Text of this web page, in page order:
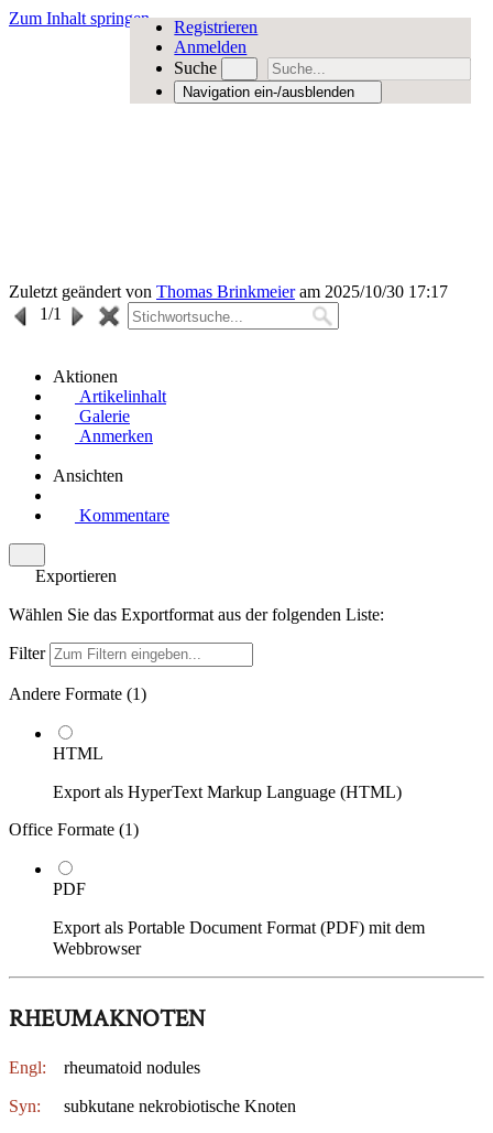
Zum Inhalt springen
Registrieren
Anmelden
Suche
Navigation ein-/ausblenden
Zuletzt geändert von Thomas Brinkmeieram 2025/10/30 17:17
1/1
Aktionen
Artikelinhalt
Galerie
Anmerken
Ansichten
Kommentare
Exportieren
Wählen Sie das Exportformat aus der folgenden Liste:
Filter
Andere Formate (1)
HTML
Export als HyperText Markup Language (HTML)
Office Formate (1)
PDF
Export als Portable Document Format (PDF) mit dem
Webbrowser
RHEUMAKNOTEN
Engl: rheumatoid nodules
Syn: subkutane nekrobiotische Knoten